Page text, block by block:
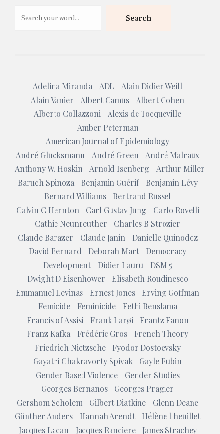
Search
Adelina Miranda ADL
Alain Didier Weill
Alain Vanier
Albert Camus
Albert Cohen
Alberto Collazzoni
Alexis de Tocqueville
Amber Peterman
American Journal of Epidemiology
André Glucksmann
André Green
André Malraux
Anthony W. Hoskin
Arnold Isenberg
Arthur Miller
Baruch Spinoza
Benjamin Guérif
Benjamin Lévy
Bernard Williams
Bertrand Russel
Calvin C Hernton
Carl Gustav Jung
Carlo Rovelli
Cathie Neunreuther
Charles B Strozier
Claude Barazer
Claude Janin
Danielle Quinodoz
David Bernard
Deborah Mart
Democracy
Development
Didier Lauru
DSM 5
Dwight D Eisenhower
Elisabeth Roudinesco
Emmanuel Levinas
Ernest Jones
Erving Goffman
Femicide
Feminicide
Fethi Benslama
Francis of Assisi
Frank Larøi
Frantz Fanon
Franz Kafka
Frédéric Gros
French Theory
Friedrich Nietzsche
Fyodor Dostoevsky
Gayatri Chakravorty Spivak
Gayle Rubin
Gender Based Violence
Gender Studies
Georges Bernanos
Georges Pragier
Gershom Scholem
Gilbert Diatkine
Glenn Deane
Günther Anders
Hannah Arendt
Hélène l heuillet
Jacques Lacan
Jacques Ranciere
James Strachey